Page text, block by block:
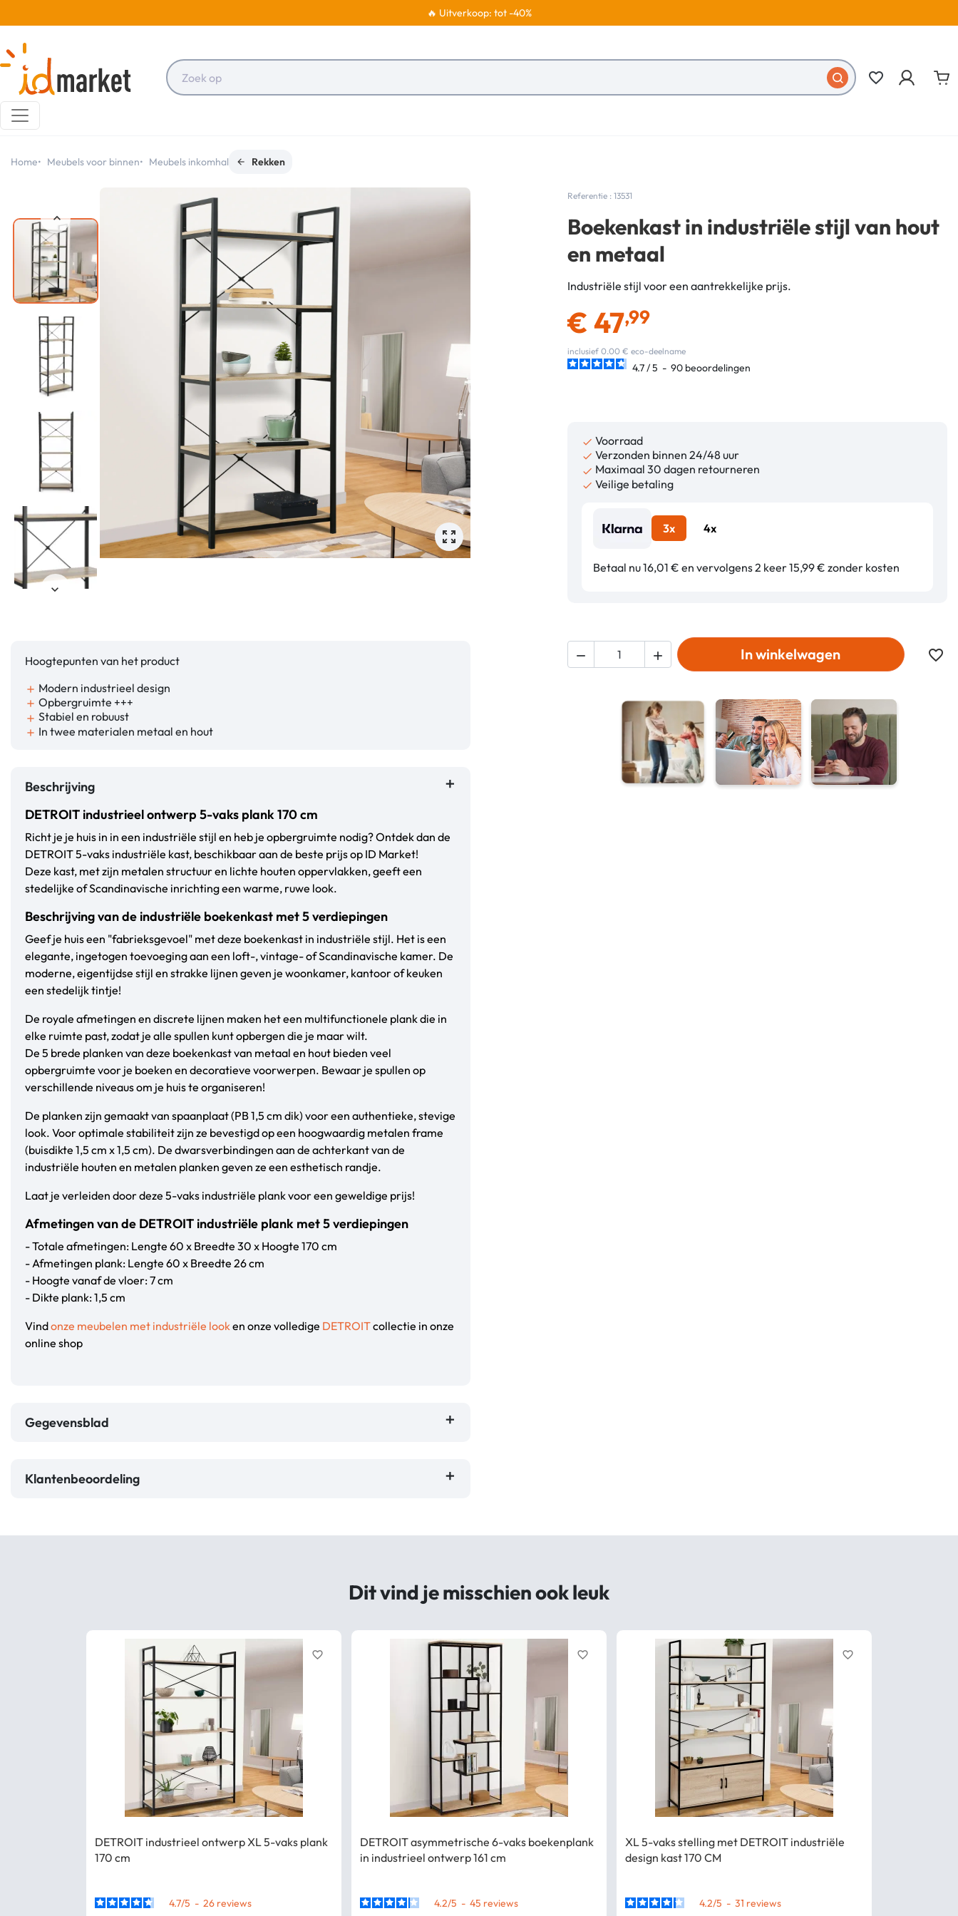
🔥 Uitverkoop: tot -40%
favorite_border
Home Meubels voor binnen Meubels inkomhal Rekken
Hoogtepunten van het product
add Modern industrieel design
add Opbergruimte +++
add Stabiel en robuust
add In twee materialen metaal en hout
Beschrijving
DETROIT industrieel ontwerp 5-vaks plank 170 cm
Richt je je huis in in een industriële stijl en heb je opbergruimte nodig? Ontdek dan de
DETROIT 5-vaks industriële kast, beschikbaar aan de beste prijs op ID Market!
Deze kast, met zijn metalen structuur en lichte houten oppervlakken, geeft een
stedelijke of Scandinavische inrichting een warme, ruwe look.
Beschrijving van de industriële boekenkast met 5 verdiepingen
Geef je huis een "fabrieksgevoel" met deze boekenkast in industriële stijl. Het is een
elegante, ingetogen toevoeging aan een loft-, vintage- of Scandinavische kamer. De
moderne, eigentijdse stijl en strakke lijnen geven je woonkamer, kantoor of keuken
een stedelijk tintje!
De royale afmetingen en discrete lijnen maken het een multifunctionele plank die in
elke ruimte past, zodat je alle spullen kunt opbergen die je maar wilt.
De 5 brede planken van deze boekenkast van metaal en hout bieden veel
opbergruimte voor je boeken en decoratieve voorwerpen. Bewaar je spullen op
verschillende niveaus om je huis te organiseren!
De planken zijn gemaakt van spaanplaat (PB 1,5 cm dik) voor een authentieke, stevige
look. Voor optimale stabiliteit zijn ze bevestigd op een hoogwaardig metalen frame
(buisdikte 1,5 cm x 1,5 cm). De dwarsverbindingen aan de achterkant van de
industriële houten en metalen planken geven ze een esthetisch randje.
Laat je verleiden door deze 5-vaks industriële plank voor een geweldige prijs!
Afmetingen van de DETROIT industriële plank met 5 verdiepingen
- Totale afmetingen: Lengte 60 x Breedte 30 x Hoogte 170 cm
- Afmetingen plank: Lengte 60 x Breedte 26 cm
- Hoogte vanaf de vloer: 7 cm
- Dikte plank: 1,5 cm
Vindonze meubelen met industriële looken onze volledige DETROITcollectie in onze
online shop
Gegevensblad
Klantenbeoordeling
Referentie : 13531
Boekenkast in industriële stijl van hout
en metaal
Industriële stijl voor een aantrekkelijke prijs.
€ 47,99
inclusief 0.00 € eco-deelname
4.7/5 - 90 beoordelingen
 Voorraad
 Verzonden binnen 24/48 uur
 Maximaal 30 dagen retourneren
 Veilige betaling
3x 4x
Betaal nu 16,01 € en vervolgens 2 keer 15,99 € zonder kosten
  In winkelwagen favorite_border
Dit vind je misschien ook leuk
DETROIT industrieel ontwerp XL 5-vaks plank
170 cm
4.7/5 - 26
favorite_border
DETROIT asymmetrische 6-vaks boekenplank
in industrieel ontwerp 161 cm
4.2/5 - 45
favorite_border
XL 5-vaks stelling met DETROIT industriële
design kast 170 CM
4.2/5 - 31
favorite_border